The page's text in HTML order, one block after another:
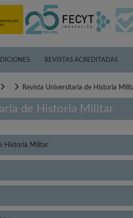
REVISTAS ACREDITADAS
Revista Universitaria de Historia
de Historia Militar
Historia Militar